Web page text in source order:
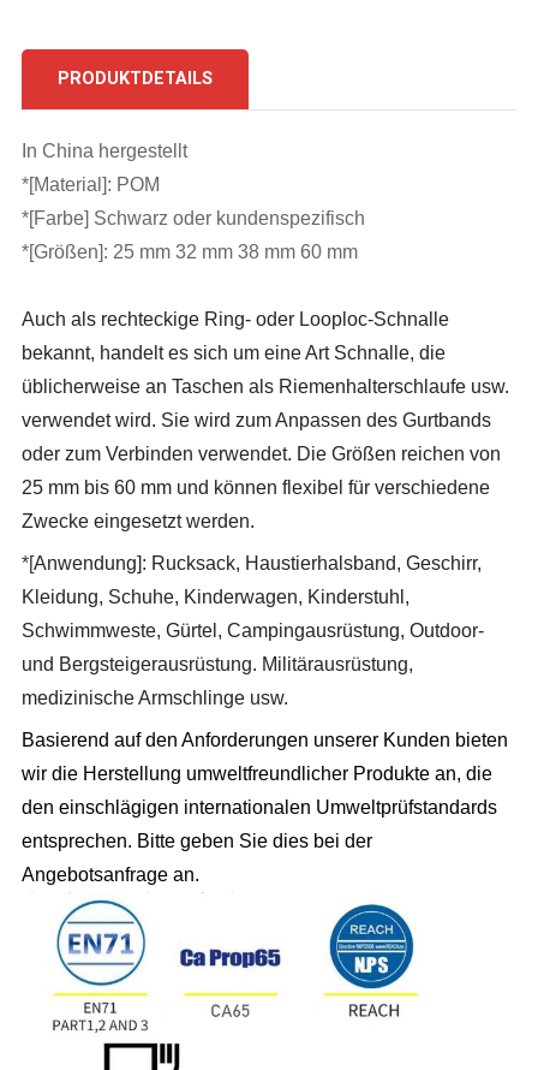
PRODUKTDETAILS
In China hergestellt
*[Material]: POM
*[Farbe] Schwarz oder kundenspezifisch
*[Größen]: 25 mm 32 mm 38 mm 60 mm
Auch als rechteckige Ring- oder Looploc-Schnalle
bekannt, handelt es sich um eine Art Schnalle, die
üblicherweise an Taschen als Riemenhalterschlaufe usw.
verwendet wird. Sie wird zum Anpassen des Gurtbands
oder zum Verbinden verwendet. Die Größen reichen von
25 mm bis 60 mm und können flexibel für verschiedene
Zwecke eingesetzt werden.
*[Anwendung]: Rucksack, Haustierhalsband, Geschirr,
Kleidung, Schuhe, Kinderwagen, Kinderstuhl,
Schwimmweste, Gürtel, Campingausrüstung, Outdoor-
und Bergsteigerausrüstung. Militärausrüstung,
medizinische Armschlinge usw.
Basierend auf den Anforderungen unserer Kunden bieten
wir die Herstellung umweltfreundlicher Produkte an, die
den einschlägigen internationalen Umweltprüfstandards
entsprechen. Bitte geben Sie dies bei der
Angebotsanfrage an.